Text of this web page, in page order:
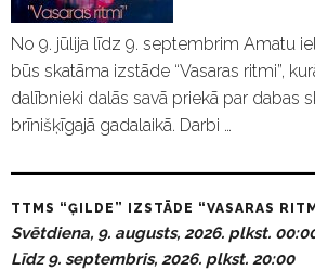
No 9. jūlija līdz 9. septembrim Amatu
būs skatāma izstāde “Vasaras ritmi”,
dalībnieki dalās savā priekā par dabas
brīnišķīgajā gadalaikā. Darbi …
TTMS “ĢILDE” IZSTĀDE “VASARAS
Svētdiena, 9. augusts, 2026. plkst.
Līdz 9. septembris, 2026. plkst. 20:00